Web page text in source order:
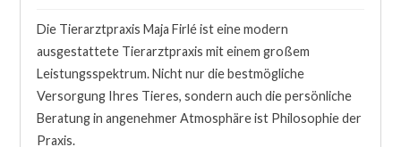
Die Tierarztpraxis Maja Firlé ist eine modern
ausgestattete Tierarztpraxis mit einem großem
Leistungsspektrum. Nicht nur die bestmögliche
Versorgung Ihres Tieres, sondern auch die persönliche
Beratung in angenehmer Atmosphäre ist Philosophie der
Praxis.